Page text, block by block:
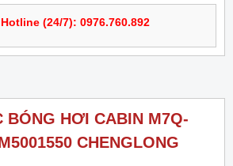
Hotline (24/7): 0976.760.892
BÓNG HƠI CABIN M7Q-
CHENGLONG